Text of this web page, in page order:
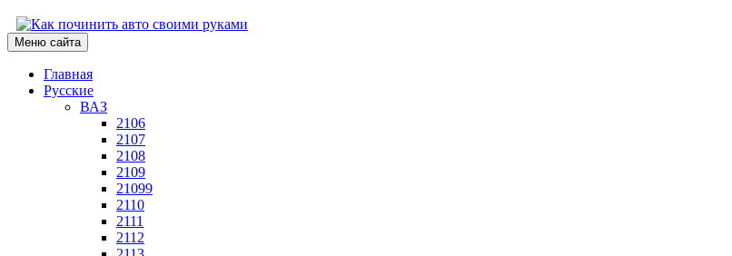
Меню сайта
Главная
Русские
ВАЗ
2106
2107
2108
2109
21099
2110
2111
2112